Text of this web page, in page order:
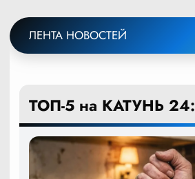
ЛЕНТА НОВОСТЕЙ
ТОП-5 на КАТУНЬ 24: